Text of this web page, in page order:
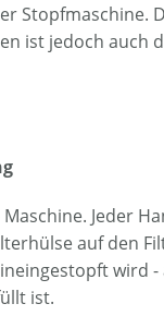
Stopfmaschine.
ist jedoch
Jeder
auf den
wird
ist.